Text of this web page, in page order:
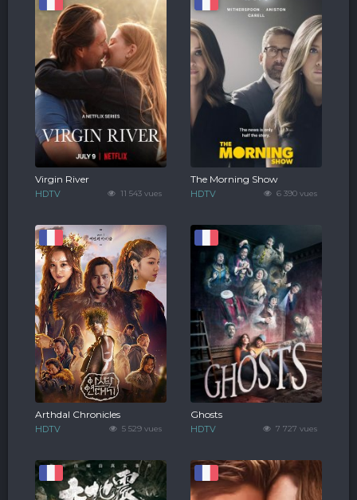
11 543 vues
Virgin River
HDTV 6 390 vues
The Morning Show
HDTV
5 529 vues
Arthdal Chronicles
HDTV 7 727 vues
Ghosts
HDTV